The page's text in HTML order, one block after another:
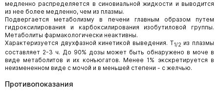
медленно распределяется в синовиальной жидкости и выводится
из нее более медленно, чем из плазмы.
Подвергается метаболизму в печени главным образом путем
гидроксилирования и карбоксилирования изобутиловой группы.
Метаболиты фармакологически неактивны.
Характеризуется двухфазной кинетикой выведения. T1/2 из плазмы
составляет 2-3 ч. До 90% дозы может быть обнаружено в моче в
виде метаболитов и их конъюгатов. Менее 1% экскретируется в
неизмененном виде с мочой и в меньшей степени - с желчью.
Противопоказания